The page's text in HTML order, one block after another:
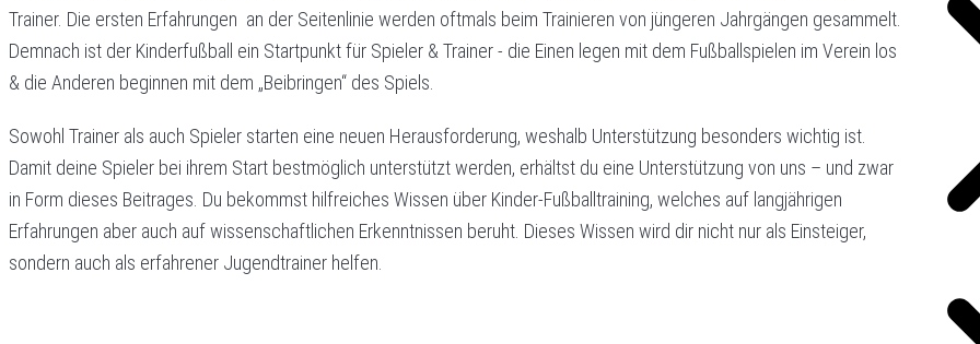
Trainer. Die ersten Erfahrungen an der Seitenlinie werden oftmals beim Trainieren von jüngeren Jahrgängen gesammelt.
Demnach ist der Kinderfußball ein Startpunkt für Spieler & Trainer - die Einen legen mit dem Fußballspielen im Verein los
& die Anderen beginnen mit dem „Beibringen“ des Spiels.
Sowohl Trainer als auch Spieler starten eine neuen Herausforderung, weshalb Unterstützung besonders wichtig ist.
Damit deine Spieler bei ihrem Start bestmöglich unterstützt werden, erhältst du eine Unterstützung von uns – und zwar
in Form dieses Beitrages. Du bekommst hilfreiches Wissen über Kinder-Fußballtraining, welches auf langjährigen
Erfahrungen aber auch auf wissenschaftlichen Erkenntnissen beruht. Dieses Wissen wird dir nicht nur als Einsteiger,
sondern auch als erfahrener Jugendtrainer helfen.